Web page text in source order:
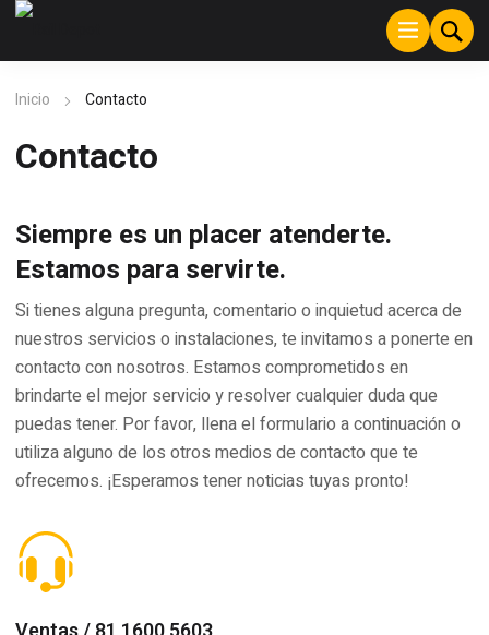
Inicio Contacto
Contacto
Siempre es un placer atenderte.
Estamos para servirte.
Si tienes alguna pregunta, comentario o inquietud acerca de
nuestros servicios o instalaciones, te invitamos a ponerte en
contacto con nosotros. Estamos comprometidos en
brindarte el mejor servicio y resolver cualquier duda que
puedas tener. Por favor, llena el formulario a continuación o
utiliza alguno de los otros medios de contacto que te
ofrecemos. ¡Esperamos tener noticias tuyas pronto!